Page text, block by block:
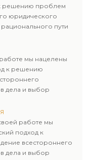
решению проблем
юридического
пути
мы нацелены
к решению
дела и выбор
работе мы
подход к
всестороннего
дела и выбор